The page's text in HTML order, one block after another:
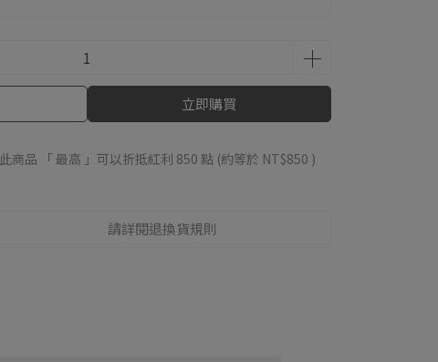
立即購買
此商品 「 最高 」可以折抵紅利 850 點 (約等於 NT$850 )
請詳閱退換貨規則